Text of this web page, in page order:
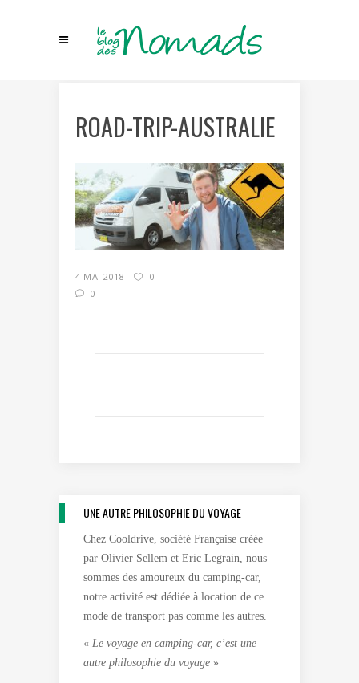
ROAD-TRIP-AUSTRALIE
4 MAI 2018
0
0
UNE AUTRE PHILOSOPHIE DU VOYAGE
Chez Cooldrive, société Française créée
par Olivier Sellem et Eric Legrain, nous
sommes des amoureux du camping-car,
notre activité est dédiée à location de ce
mode de transport pas comme les autres.
« Le voyage en camping-car, c’est une
autre philosophie du voyage »